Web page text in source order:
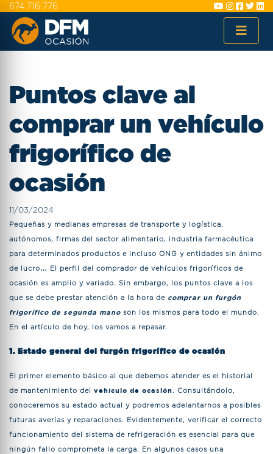
674 716 776
Puntos clave al
comprar un vehículo
frigorífico de
ocasión
11/03/2024
Pequeñas y medianas empresas de transporte y logística,
autónomos, firmas del sector alimentario, industria farmacéutica
para determinados productos e incluso ONG y entidades sin ánimo
de lucro… El perfil del comprador de vehículos frigoríficos de
ocasión es amplio y variado. Sin embargo, los puntos clave a los
que se debe prestar atención a la hora de comprar un furgón
frigorífico de segunda mano son los mismos para todo el mundo.
En el artículo de hoy, los vamos a repasar.
1. Estado general del furgón frigorífico de ocasión
El primer elemento básico al que debemos atender es el historial
de mantenimiento del vehículo de ocasión. Consultándolo,
conoceremos su estado actual y podremos adelantarnos a posibles
futuras averías y reparaciones. Evidentemente, verificar el correcto
funcionamiento del sistema de refrigeración es esencial para que
ningún fallo comprometa la carga. En algunos casos una